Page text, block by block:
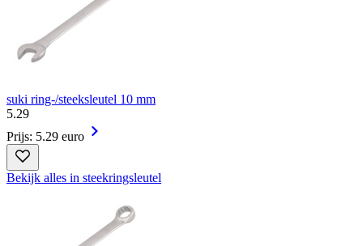
suki ring-/steeksleutel 10 mm
5.29
Prijs: 5.29 euro
Bekijk alles in steekringsleutel